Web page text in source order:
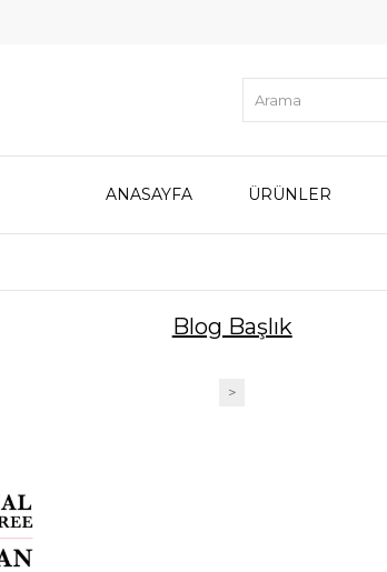
ANASAYFA ÜRÜNLER
Blog Başlık
>